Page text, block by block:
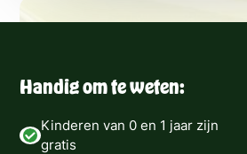
Handig om te weten:
Kinderen van 0 en 1 jaar zijn
gratis